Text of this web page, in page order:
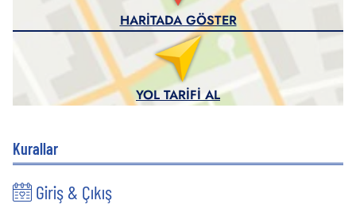
HARITADA GÖSTER
YOL TARIFI AL
Kurallar
Giriş & Çıkış